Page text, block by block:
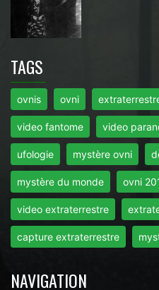
TAGS
ovnis ovni
video fantome video
ufologie mystère ovni
mystère du monde ovni
video extraterrestre
capture extraterrestre
NAVIGATION